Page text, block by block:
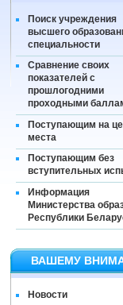
Поиск учреждения
высшего
специальности
Сравнение своих
показателей с
прошлогодними
проходными
Поступающим на
места
Поступающим без
вступительных
Информация
Министерства
Республики
ВАШЕМУ
Новости